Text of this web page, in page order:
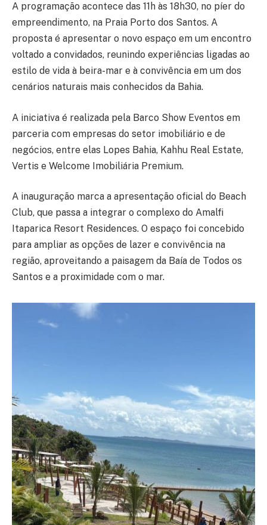
A programação acontece das 11h às 18h30, no píer do
empreendimento, na Praia Porto dos Santos. A
proposta é apresentar o novo espaço em um encontro
voltado a convidados, reunindo experiências ligadas ao
estilo de vida à beira-mar e à convivência em um dos
cenários naturais mais conhecidos da Bahia.
A iniciativa é realizada pela Barco Show Eventos em
parceria com empresas do setor imobiliário e de
negócios, entre elas Lopes Bahia, Kahhu Real Estate,
Vertis e Welcome Imobiliária Premium.
A inauguração marca a apresentação oficial do Beach
Club, que passa a integrar o complexo do Amalfi
Itaparica Resort Residences. O espaço foi concebido
para ampliar as opções de lazer e convivência na
região, aproveitando a paisagem da Baía de Todos os
Santos e a proximidade com o mar.